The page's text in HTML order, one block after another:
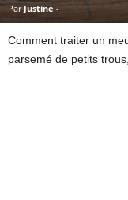
Par Justine -
Comment traiter un
parsemé de petits